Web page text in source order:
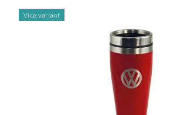
Více variant